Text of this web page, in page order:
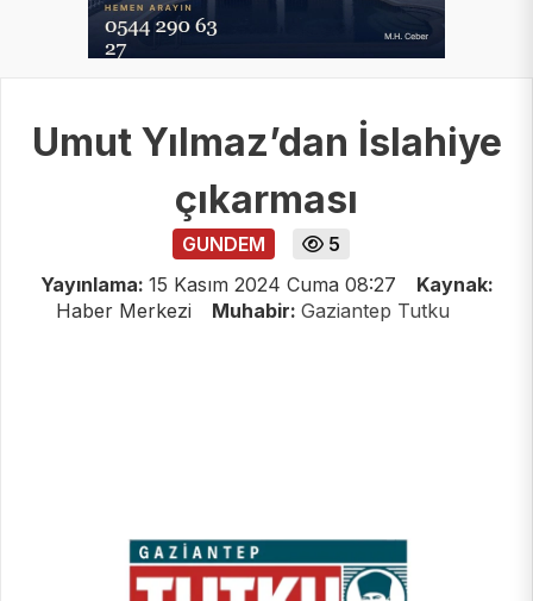
Umut Yılmaz’dan İslahiye
çıkarması
GUNDEM
5
Yayınlama: 15 Kasım 2024 Cuma 08:27
Kaynak:
Haber Merkezi
Muhabir: Gaziantep Tutku